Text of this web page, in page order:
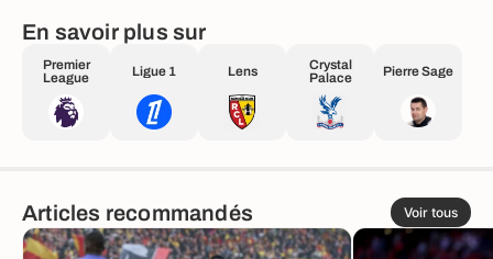
En savoir plus sur
Premier
League
Ligue 1 Lens
Crystal
Palace
Pierre Sage
Articles recommandés Voir tous